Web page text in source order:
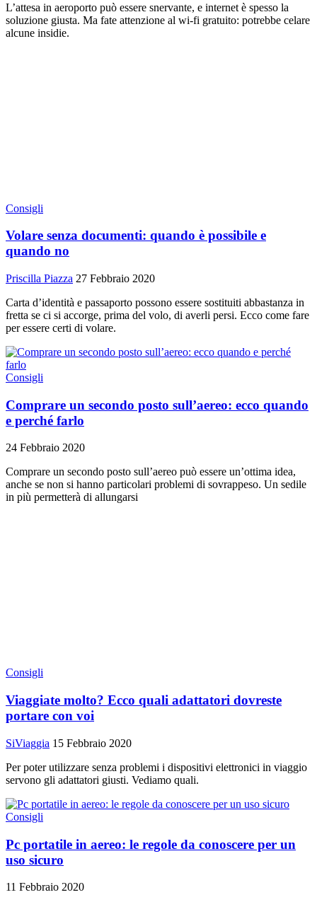
L’attesa in aeroporto può essere snervante, e internet è spesso la
soluzione giusta. Ma fate attenzione al wi-fi gratuito: potrebbe celare
alcune insidie.
Consigli
Volare senza documenti: quando è possibile e
quando no
Priscilla Piazza 27 Febbraio 2020
Carta d’identità e passaporto possono essere sostituiti abbastanza in
fretta se ci si accorge, prima del volo, di averli persi. Ecco come fare
per essere certi di volare.
Consigli
Comprare un secondo posto sull’aereo: ecco quando
e perché farlo
24 Febbraio 2020
Comprare un secondo posto sull’aereo può essere un’ottima idea,
anche se non si hanno particolari problemi di sovrappeso. Un sedile
in più permetterà di allungarsi
Consigli
Viaggiate molto? Ecco quali adattatori dovreste
portare con voi
SiViaggia 15 Febbraio 2020
Per poter utilizzare senza problemi i dispositivi elettronici in viaggio
servono gli adattatori giusti. Vediamo quali.
Consigli
Pc portatile in aereo: le regole da conoscere per un
uso sicuro
11 Febbraio 2020